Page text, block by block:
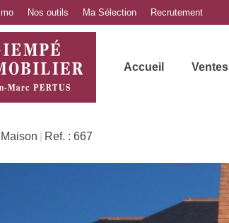
Nos outils Ma Sélection Recrutement
Accueil Ventes
Maison Ref. : 667